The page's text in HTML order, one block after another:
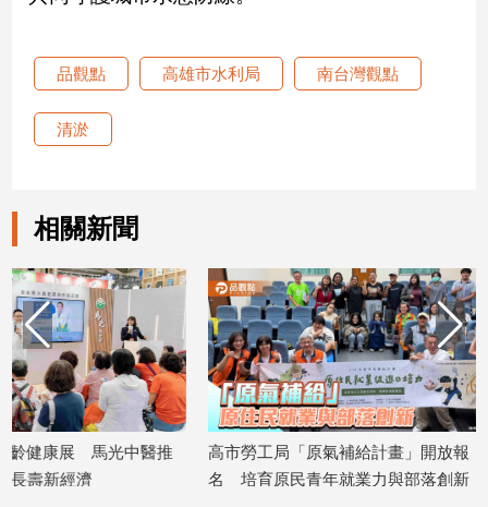
美
座/
理
消
費
健
康/
親
子/
感
情
品觀點 高雄市水利局 南台灣觀點
清淤
相關新聞
高市勞工局「原氣補給計畫」開放報
名 培育原民青年就業力與部落創新
暑假玩布袋 親子暢
農樂趣